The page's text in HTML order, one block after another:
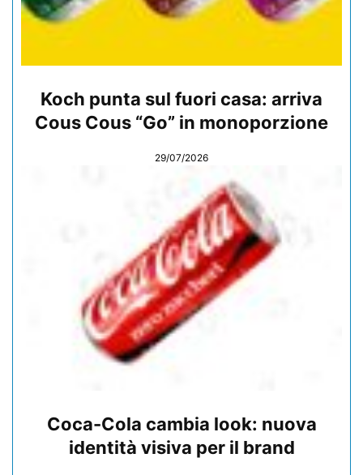
Koch punta sul fuori casa: arriva
Cous Cous “Go” in monoporzione
29/07/2026
Coca-Cola cambia look: nuova
identità visiva per il brand